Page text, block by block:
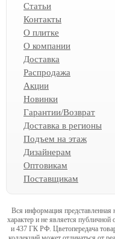
Статьи
Контакты
О плитке
О компании
Доставка
Распродажа
Акции
Новинки
Гарантии/Возврат
Доставка в регионы
Подъем на этаж
Дизайнерам
Оптовикам
Поставщикам
Вся информация представленная
характер и не является
и 437 ГК РФ. Цветопередача